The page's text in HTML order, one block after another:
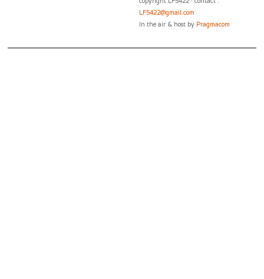
LF5422@gmail.com
In the air & host by Pragmacom